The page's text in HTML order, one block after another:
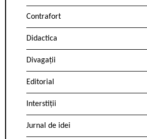
Contrafort
Didactica
Divagații
Editorial
Interstiții
Jurnal de idei